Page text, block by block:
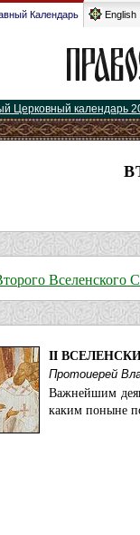
Календарь English
Церковный календарь
Вселенского
II
Протоиерей
Важнейшим
каким поныне